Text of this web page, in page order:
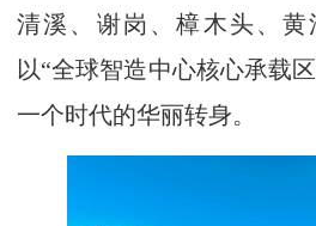
清溪、谢岗、樟木头、黄
以“全球智造中心核心承载
一个时代的华丽转身。